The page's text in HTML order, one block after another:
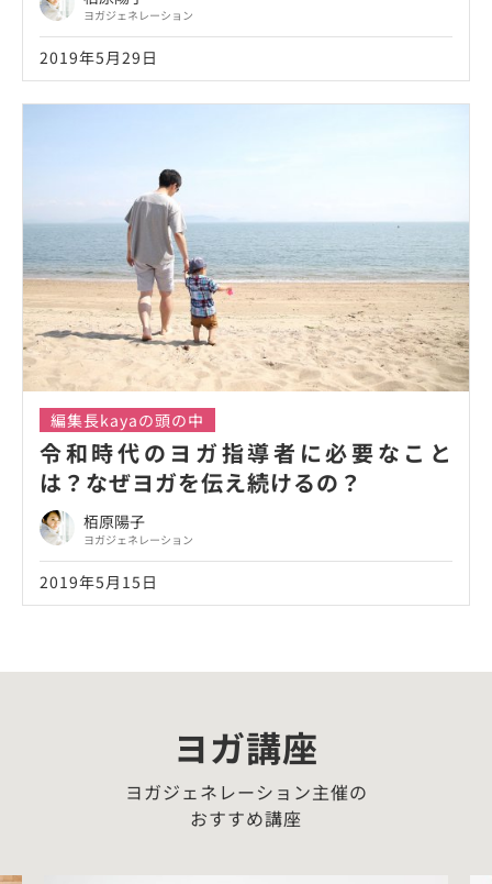
ヨガジェネレーション
2019年5月29日
編集長kayaの頭の中
令和時代のヨガ指導者に必要なこと
は？なぜヨガを伝え続けるの？
栢原陽子
ヨガジェネレーション
2019年5月15日
ヨガ講座
ヨガジェネレーション主催の
おすすめ講座